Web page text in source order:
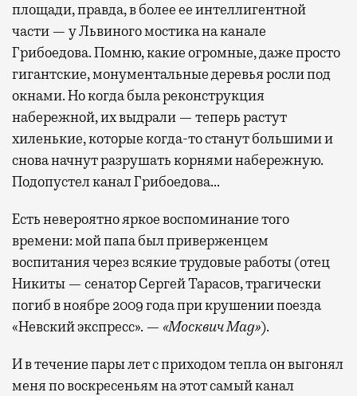
площади, правда, в более ее интеллигентной
части — у Львиного мостика на канале
Грибоедова. Помню, какие огромные, даже просто
гигантские, монументальные деревья росли под
окнами. Но когда была реконструкция
набережной, их выдрали — теперь растут
хиленькие, которые когда-то станут большими и
снова начнут разрушать корнями набережную.
Подопустел канал Грибоедова…
Есть невероятно яркое воспоминание того
времени: мой папа был приверженцем
воспитания через всякие трудовые работы (отец
Никиты — сенатор Сергей Тарасов, трагически
погиб в ноябре 2009 года при крушении поезда
«Невский экспресс». — «Москвич Mag»).
И в течение пары лет с приходом тепла он выгонял
меня по воскресеньям на этот самый канал